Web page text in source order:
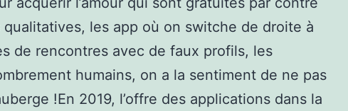
les app où on switche de droite à
de rencontres avec de faux profils, les
humains, on a la sentiment de ne pas
!En 2019, l’offre des applications dans la